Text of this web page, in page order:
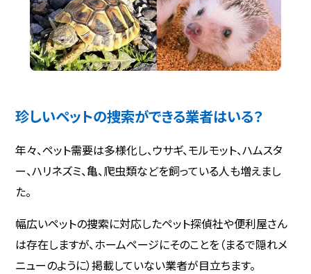
珍しいペットの捜索ができる業者はいる？
年々、ペット需要は多様化し、ウサギ、モルモット、ハムスタ
ー、ハリネズミ、亀、爬虫類などを飼っている人も増えまし
た。
幅広いペットの捜索に対応したペット探偵社や便利屋さん
は存在しますが、ホームページにそのことを（まるで隠れメ
ニューのように）掲載していない業者が目立ちます。